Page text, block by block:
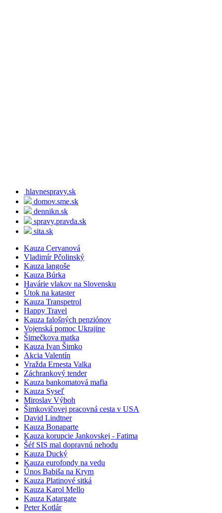
hlavnespravy.sk
domov.sme.sk
dennikn.sk
spravy.pravda.sk
sita.sk
Kauza Cervanová
Vladimír Pčolinský
Kauza langoše
Kauza Búrka
Havárie vlakov na Slovensku
Útok na kataster
Kauza Transpetrol
Happy Travel
Kauza falošných penziónov
Vojenská pomoc Ukrajine
Šimečkova matka
Kauza Ivan Šimko
Akcia Valentín
Vražda Ernesta Valka
Záchrankový tender
Kauza bankomatová mafia
Kauza Syseľ
Miroslav Výboh
Šimkovičovej pracovná cesta v USA
David Lindtner
Kauza Bonaparte
Kauza korupcie Jankovskej - Fatima
Šéf SIS mal dopravnú nehodu
Kauza Ducký
Kauza eurofondy na vedu
Únos Babiša na Krym
Kauza Platinové sitká
Kauza Karol Mello
Kauza Katargate
Peter Kotlár